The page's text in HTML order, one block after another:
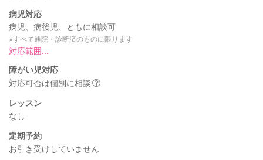
病児対応
病児、病後児、ともに相談可
※すべて通院・診断済のものに限ります
対応範囲...
障がい児対応
対応可否は個別に相談
レッスン
なし
定期予約
お引き受けしていません